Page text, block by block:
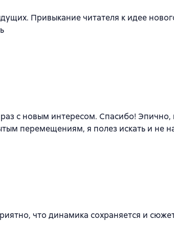
Привыкание читателя к идее
с новым интересом. Спасибо! Эпично,
перемещениям, я полез искать и не
что динамика сохраняется и